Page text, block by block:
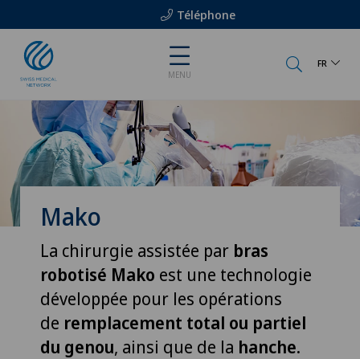
Téléphone
MENU
FR
Mako
La chirurgie assistée par bras
robotisé Mako est une technologie
développée pour les opérations
de remplacement total ou partiel
du genou, ainsi que de la hanche.